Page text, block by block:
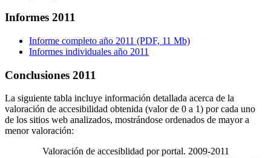
Informes 2011
Informe completo año 2011 (PDF, 11 Mb)
Informes individuales año 2011
Conclusiones 2011
La siguiente tabla incluye información detallada acerca de la
valoración de accesibilidad obtenida (valor de 0 a 1) por cada uno
de los sitios web analizados, mostrándose ordenados de mayor a
menor valoración:
Valoración de accesiblidad por portal. 2009-2011